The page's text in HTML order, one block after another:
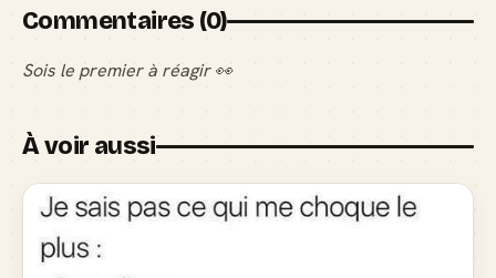
Commentaires (0)
Sois le premier à réagir 👀
À voir aussi